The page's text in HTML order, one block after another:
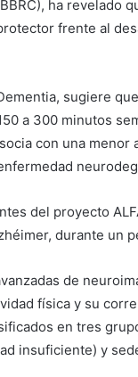
ha revelado
frente al
sugiere
a 300 minutos
con una menor
del proyecto
durante un
de
física y su
en tres
insuficiente) y